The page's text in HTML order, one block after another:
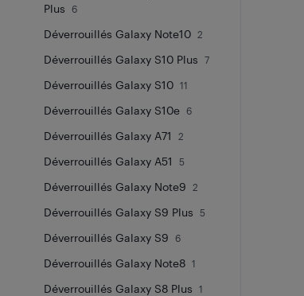
Plus
6
Déverrouillés Galaxy Note10 2
Déverrouillés Galaxy S10 Plus 7
Déverrouillés Galaxy S10 11
Déverrouillés Galaxy S10e 6
Déverrouillés Galaxy A71 2
Déverrouillés Galaxy A51 5
Déverrouillés Galaxy Note9 2
Déverrouillés Galaxy S9 Plus 5
Déverrouillés Galaxy S9 6
Déverrouillés Galaxy Note8 1
Déverrouillés Galaxy S8 Plus 1